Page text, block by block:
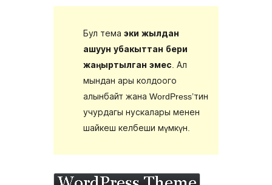
Бул тема эки жылдан
ашуун убакыттан бери
жаңыртылган эмес . Ал
мындан ары колдоого
алынбайт жана WordPress’тин
учурдагы нускалары менен
шайкеш келбеши мүмкүн.